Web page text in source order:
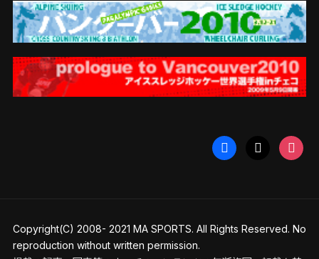
facebook
Copyright(C) 2008- 2021 MA SPORTS. All Rights Reserved. No
reproduction without written permission.